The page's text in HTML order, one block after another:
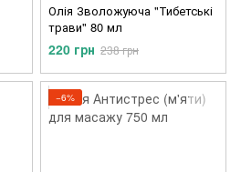
Олія Зволожуюча "Тибетські
трави" 80 мл
220 грн 238 грн
−6%